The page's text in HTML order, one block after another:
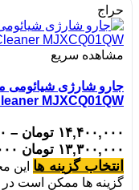
حراج
مشاهده سریع
MJXCQ01QW
۱۴,۴۰۰,۰۰۰ تومان –
۱۳,۳۰۰,۰۰۰ تومان through ۱۴,۴۰۰,۰۰۰ تومان
انتخاب گزینه ها این
گزینه ها ممکن است